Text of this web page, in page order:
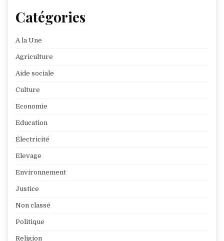
Catégories
A la Une
Agriculture
Aide sociale
Culture
Economie
Education
Électricité
Elevage
Environnement
Justice
Non classé
Politique
Religion